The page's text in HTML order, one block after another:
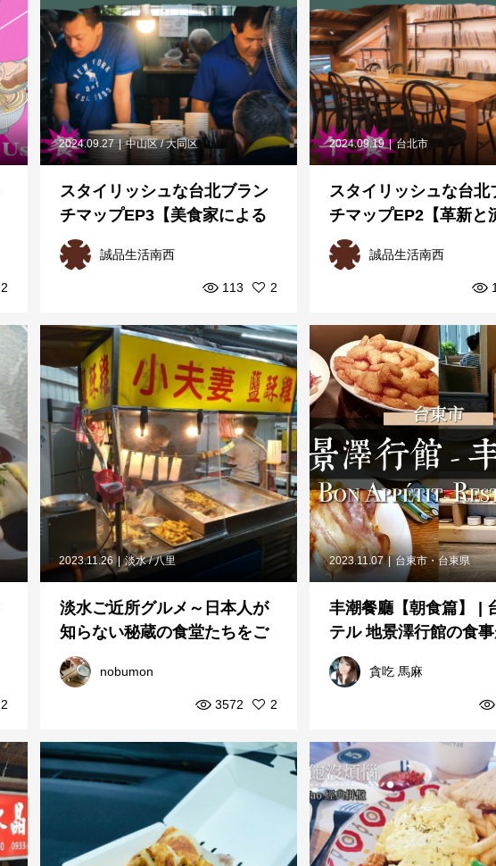
2
2024.09.27 中山区 / 大同区
スタイリッシュな台北ブラン
チマップEP3【美食家による
ガイド編】──台湾人になる
に...
誠品生活南西
113 2
2024.09.19 台北市
スタイリッシュな台北
チマップEP2【革新と
編】──台湾人になるに
ご...
誠品生活南西
2
2023.11.26 淡水 / 八里
淡水ご近所グルメ～日本人が
知らない秘蔵の食堂たちをご
紹介します
nobumon
3572 2
2023.11.07 台東市・台東県
丰潮餐廳【朝食篇】 |
テル 地景澤行館の食
しくて栄養たっぷり！
貪吃 馬麻